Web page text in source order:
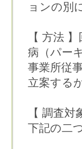
ョンの別
【 方法
病（パー
事業所従
立案する
【 調査対
下記の二